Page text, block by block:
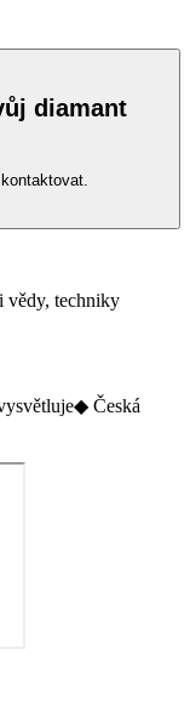
diamant
vědy, techniky
◆ Česká